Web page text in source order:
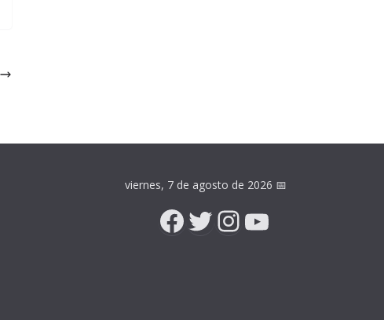
viernes, 7 de agosto de 2026 📅
Facebook
Twitter
Instagram
YouTube